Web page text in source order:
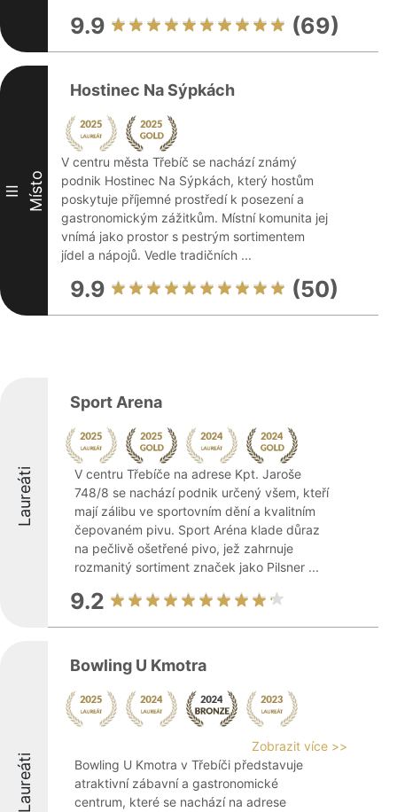
9.9 (69)
III Místo
Hostinec Na Sýpkách
V centru města Třebíč se nachází známý
podnik Hostinec Na Sýpkách, který hostům
poskytuje příjemné prostředí k posezení a
gastronomickým zážitkům. Místní komunita jej
vnímá jako prostor s pestrým sortimentem
jídel a nápojů. Vedle tradičních ...
9.9 (50)
Laureáti
Sport Arena
V centru Třebíče na adrese Kpt. Jaroše
748/8 se nachází podnik určený všem, kteří
mají zálibu ve sportovním dění a kvalitním
čepovaném pivu. Sport Aréna klade důraz
na pečlivě ošetřené pivo, jež zahrnuje
rozmanitý sortiment značek jako Pilsner ...
9.2
Laureáti
Bowling U Kmotra
Zobrazit více >>
Bowling U Kmotra v Třebíči představuje
atraktivní zábavní a gastronomické
centrum, které se nachází na adrese